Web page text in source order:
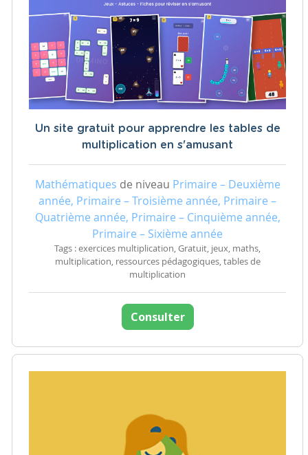
Un site gratuit pour apprendre les tables de
multiplication en s'amusant
Mathématiques de niveau Primaire – Deuxième
année, Primaire – Troisième année, Primaire –
Quatrième année, Primaire – Cinquième année,
Primaire – Sixième année
Tags : exercices multiplication, Gratuit, jeux, maths,
multiplication, ressources pédagogiques, tables de
multiplication
Consulter